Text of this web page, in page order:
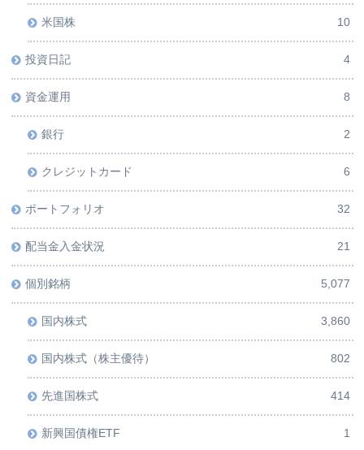
米国株 10
投資日記 4
資金運用 8
銀行 2
クレジットカード 6
ポートフォリオ 32
配当金入金状況 21
個別銘柄 5,077
国内株式 3,860
国内株式（株主優待） 802
先進国株式 414
新興国債権ETF 1